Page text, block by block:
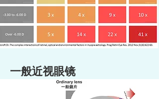
一般近视眼镜